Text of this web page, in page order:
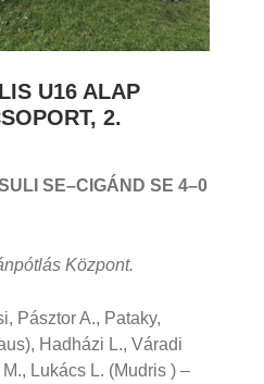
U16 ALAP
2.
SE–CIGÁND SE 4–0
Központ.
Pásztor A., Pataky,
Hadházi L., Váradi
Lukács L. (Mudris ) –